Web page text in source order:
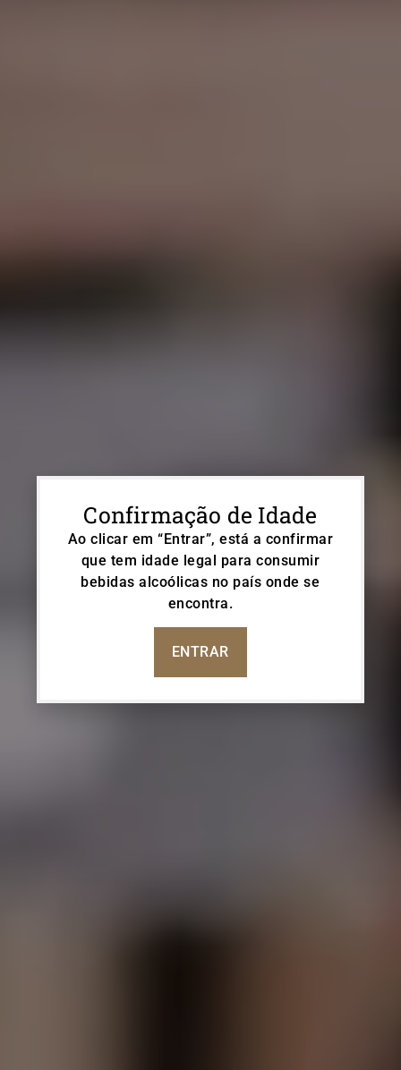
VISITE AS
Garrafeiras
Confirmação de Idade
Ao clicar em “Entrar”, está a confirmar
que tem idade legal para consumir
bebidas alcoólicas no país onde se
encontra.
ENTRAR